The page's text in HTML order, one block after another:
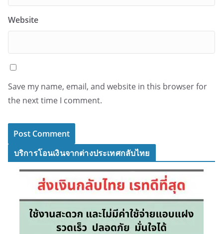
Website
Save my name, email, and website in this browser for
the next time I comment.
บริการโอนเงินจากต่างประเทศกลับไทย